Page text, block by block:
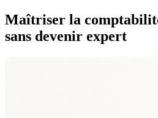
Maîtriser la
sans devenir expert